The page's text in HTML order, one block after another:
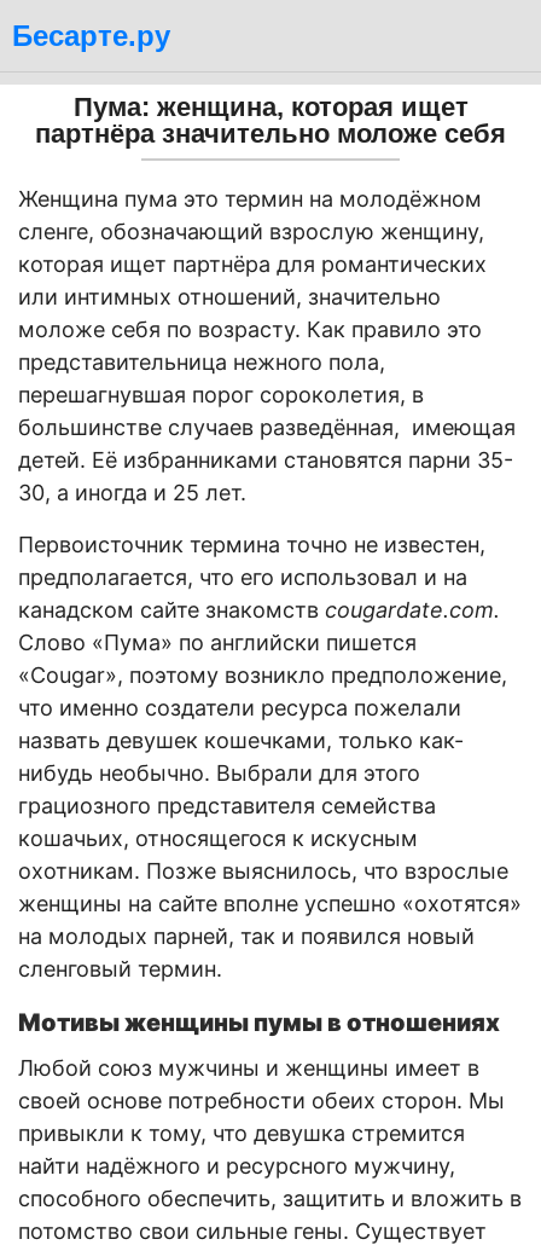
Бесарте.ру
Пума: женщина, которая ищет
партнёра значительно моложе себя
Женщина пума это термин на молодёжном
сленге, обозначающий взрослую женщину,
которая ищет партнёра для романтических
или интимных отношений, значительно
моложе себя по возрасту. Как правило это
представительница нежного пола,
перешагнувшая порог сороколетия, в
большинстве случаев разведённая, имеющая
детей. Её избранниками становятся парни 35-
30, а иногда и 25 лет.
Первоисточник термина точно не известен,
предполагается, что его использовал и на
канадском сайте знакомств cougardate.com.
Слово «Пума» по английски пишется
«Cougar», поэтому возникло предположение,
что именно создатели ресурса пожелали
назвать девушек кошечками, только как-
нибудь необычно. Выбрали для этого
грациозного представителя семейства
кошачьих, относящегося к искусным
охотникам. Позже выяснилось, что взрослые
женщины на сайте вполне успешно «охотятся»
на молодых парней, так и появился новый
сленговый термин.
Мотивы женщины пумы в отношениях
Любой союз мужчины и женщины имеет в
своей основе потребности обеих сторон. Мы
привыкли к тому, что девушка стремится
найти надёжного и ресурсного мужчину,
способного обеспечить, защитить и вложить в
потомство свои сильные гены. Существует